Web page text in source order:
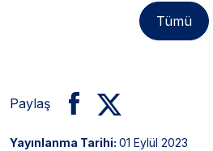
Tümü
Paylaş
Yayınlanma Tarihi: 01 Eylül 2023